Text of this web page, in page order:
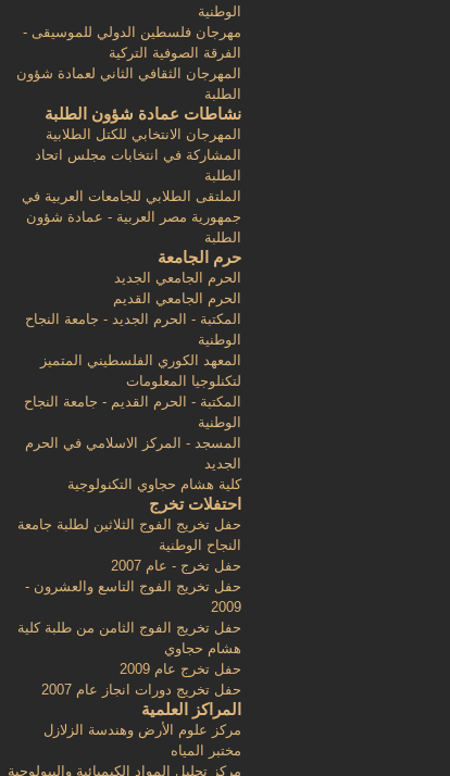
الوطنية
مهرجان فلسطين الدولي للموسيقى -
الفرقة الصوفية التركية
المهرجان الثقافي الثاني لعمادة شؤون
الطلبة
نشاطات عمادة شؤون الطلبة
المهرجان الانتخابي للكتل الطلابية
المشاركة في انتخابات مجلس اتحاد
الطلبة
الملتقى الطلابي للجامعات العربية في
جمهورية مصر العربية - عمادة شؤون
الطلبة
حرم الجامعة
الحرم الجامعي الجديد
الحرم الجامعي القديم
المكتبة - الحرم الجديد - جامعة النجاح
الوطنية
المعهد الكوري الفلسطيني المتميز
لتكنلوجيا المعلومات
المكتبة - الحرم القديم - جامعة النجاح
الوطنية
المسجد - المركز الاسلامي في الحرم
الجديد
كلية هشام حجاوي التكنولوجية
احتفلات تخرج
حفل تخريج الفوج الثلاثين لطلبة جامعة
النجاح الوطنية
حفل تخرج - عام 2007
حفل تخريج الفوج التاسع والعشرون -
2009
حفل تخريج الفوج الثامن من طلبة كلية
هشام حجاوي
حفل تخرج عام 2009
حفل تخريج دورات انجاز عام 2007
المراكز العلمية
مركز علوم الأرض وهندسة الزلازل
مختبر المياه
مركز تحليل المواد الكيميائية والبيولوجية